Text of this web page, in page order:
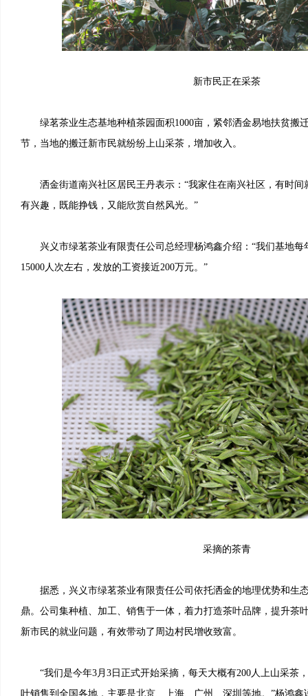
新市民正在采茶
绿茗茶业生态基地种植茶园面积1000亩，紧邻洒金易地扶贫搬
节，当地的搬迁新市民就纷纷上山采茶，增加收入。
洒金街道南兴社区居民王丹表示：“我家住在南兴社区，有时间
有兴趣，既能挣钱，又能欣赏自然风光。”
兴义市绿茗茶业有限责任公司总经理杨鸿鑫介绍：“我们基地每
15000人次左右，发放的工资接近200万元。”
采摘的茶青
据悉，兴义市绿茗茶业有限责任公司依托洒金的地理优势和生
鼎。公司集种植、加工、销售于一体，着力打造茶叶品牌，提升茶
新市民的就业问题，有效带动了周边村民增收致富。
“我们是今年3月3日正式开始采摘，每天大概有200人上山采茶，
叶销售到全国各地，主要是北京、上海、广州、深圳等地。”杨鸿鑫